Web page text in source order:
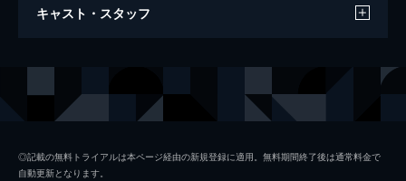
わたしは金正男を殺してない
キャスト・スタッフ
ブレイク・ニーリー
◎記載の無料トライアルは本ページ経由の新規登録に適用。無料期間終了後は通常料金で
自動更新となります。